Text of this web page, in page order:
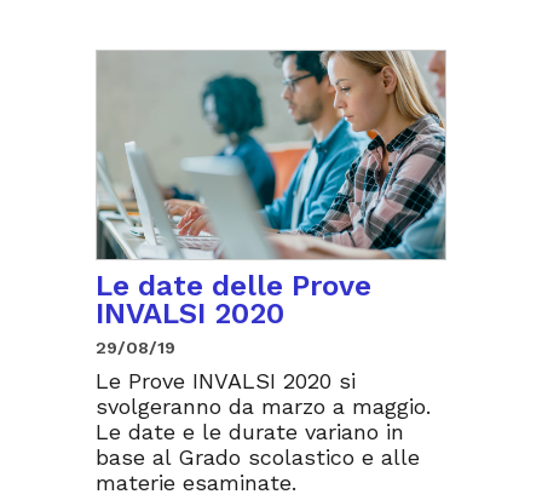
Le date delle Prove
INVALSI 2020
29/08/19
Le Prove INVALSI 2020 si
svolgeranno da marzo a maggio.
Le date e le durate variano in
base al Grado scolastico e alle
materie esaminate.